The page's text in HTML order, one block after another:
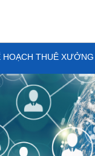
HOẠCH THUÊ XƯỞNG